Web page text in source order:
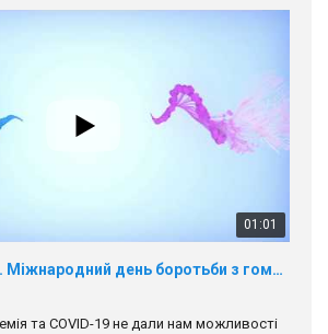
гучніше!
00:58
Зупинимо насильство проти ЛГБТ в Україні! Stop violence against LGBT in Ukraine!
промо-ролік на конкурс PACT, який